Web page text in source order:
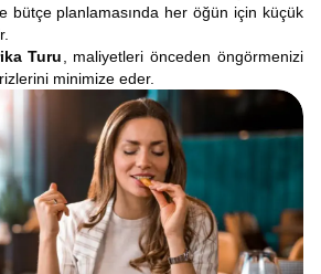
bütçe planlamasında her öğün için küçük
Turu , maliyetleri önceden öngörmenizi
minimize eder.